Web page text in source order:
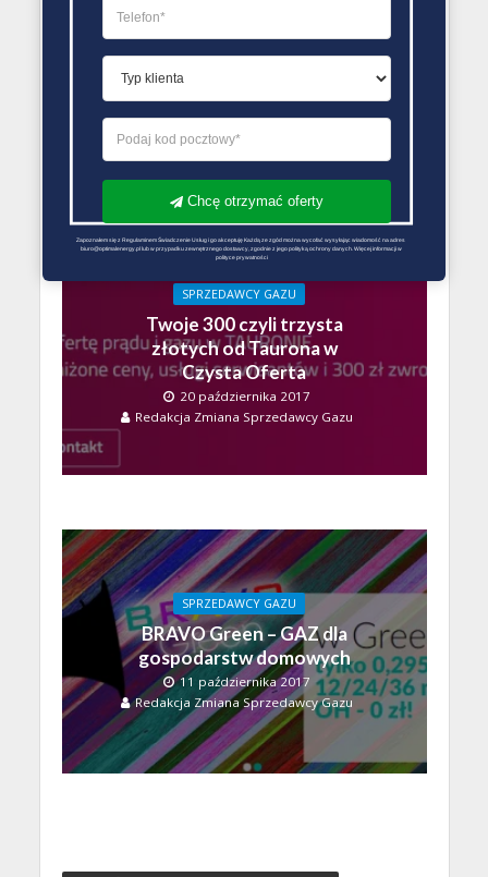
Czy opłaca się zmienić
dostawcę gazu?
SPRZEDAWCY GAZU
Twoje 300 czyli trzysta
złotych od Taurona w
Czysta Oferta
20 października 2017
Redakcja Zmiana Sprzedawcy Gazu
SPRZEDAWCY GAZU
BRAVO Green – GAZ dla
gospodarstw domowych
11 października 2017
Redakcja Zmiana Sprzedawcy Gazu
Chcę otrzymać oferty
Zapoznałem się z Regulaminem Świadczenie Usług i go akceptuję Każdą ze zgód można wycofać wysyłając wiadomość na adres
biuro@optimalenergy.pl lub w przypadku zewnętrznego dostawcy, zgodnie z jego polityką ochrony danych. Więcej informacji w
polityce prywatności